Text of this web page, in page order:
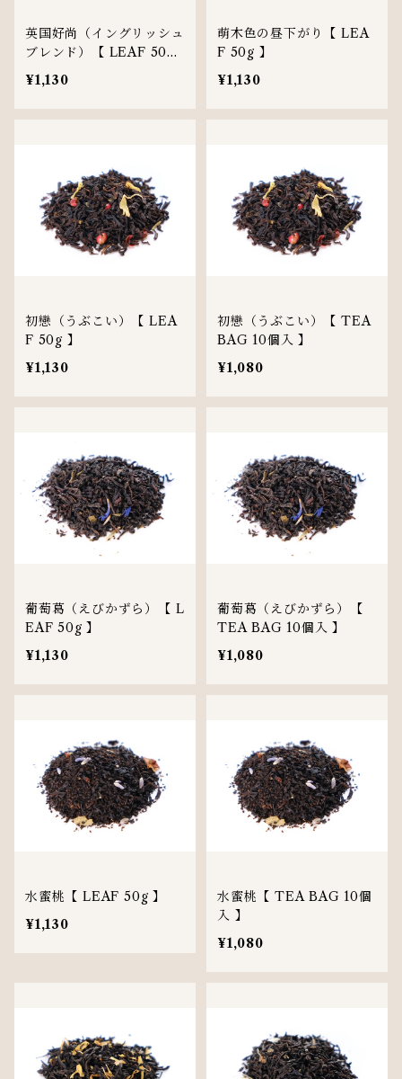
英国好尚（イングリッシュ
ブレンド）【 LEAF 50g
】
¥1,130
萌木色の昼下がり【 LEA
F 50g 】
¥1,130
初戀（うぶこい）【 LEA
F 50g 】
¥1,130
初戀（うぶこい）【 TEA
BAG 10個入 】
¥1,080
葡萄葛（えびかずら）【 L
EAF 50g 】
¥1,130
葡萄葛（えびかずら）【
TEA BAG 10個入 】
¥1,080
水蜜桃【 LEAF 50g 】
¥1,130
水蜜桃【 TEA BAG 10個
入 】
¥1,080